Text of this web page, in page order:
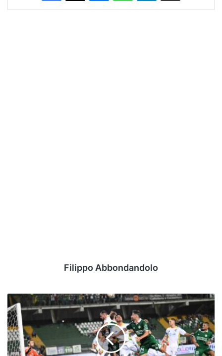
Filippo Abbondandolo
Cerignola,
due
cessioni
in
vista.
E